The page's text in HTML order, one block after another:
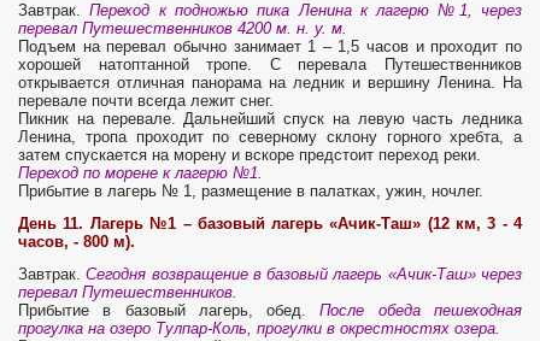
Завтрак.Переход к подножью пика Ленина к лагерю №1, через
перевал Путешественников 4200 м. н. у. м.
Подъем на перевал обычно занимает 1 – 1,5 часов и проходит по
хорошей натоптанной тропе. С перевала Путешественников
открывается отличная панорама на ледник и вершину Ленина. На
перевале почти всегда лежит снег.
Пикник на перевале. Дальнейший спуск на левую часть ледника
Ленина, тропа проходит по северному склону горного хребта, а
затем спускается на морену и вскоре предстоит переход реки.
Переход по морене к лагерю №1.
Прибытие в лагерь № 1, размещение в палатках, ужин, ночлег.
День 11. Лагерь №1 – базовый лагерь «Ачик-Таш» (12 км, 3 - 4
часов, - 800 м).
Завтрак.Сегодня возвращение в базовый лагерь «Ачик-Таш» через
перевал Путешественников.
Прибытие в базовый лагерь, обед.После обеда пешеходная
прогулка на озеро Тулпар-Коль, прогулки в окрестностях озера.